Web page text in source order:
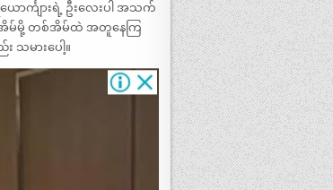
ောင်္ကျားရဲ့ ဦးလေးပါ အသက်
အိမ်မို့ တစ်အိမ်ထဲ အတူနေကြ
သမားပေါ့။